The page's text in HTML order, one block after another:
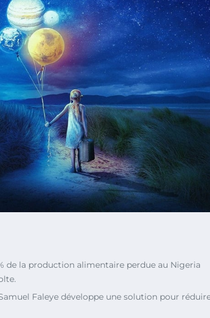
de la production alimentaire perdue au Nigeria
Faleye développe une solution pour